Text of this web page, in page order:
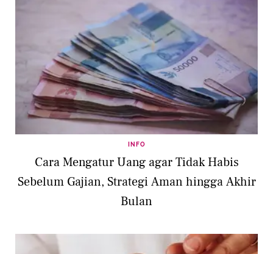
INFO
Cara Mengatur Uang agar Tidak Habis
Sebelum Gajian, Strategi Aman hingga Akhir
Bulan